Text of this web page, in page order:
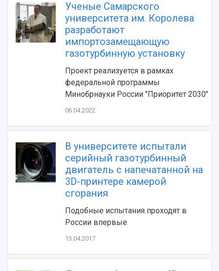
НАЗАД
Об университете
История
Ключевые факты
Руководство
Наблюдательный совет
Новости
Главные новости
Объявления
СМИ об университете
Пресс-центр
Образование
Почему я выбираю Самарский университет?
Абитуриенту
Бакалавриат и специалитет
Магистратура
Формы обучения
Учебные планы
Научно-исследовательская деятельность
Основные научные направления
Научные школы и ведущие научные коллективы
Диссертационные советы
Подготовка научных кадров
Научно-технический совет
Ученые Самарского
университета им. Королева
разработают
импортозамещающую
газотурбинную установку
Проект реализуется в рамках
федеральной программы
Минобрнауки России "Приоритет 2030"
06.04.2022
В университете испытали
серийный газотурбинный
двигатель с напечатанной на
3D-принтере камерой
сгорания
Подобные испытания проходят в
России впервые
13.04.2017